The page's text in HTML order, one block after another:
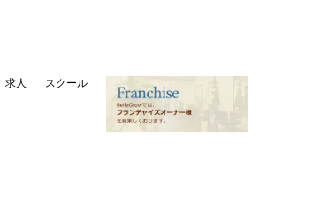
求人 スクール